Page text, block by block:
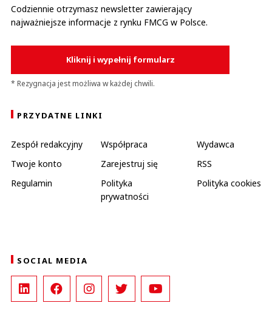
Codziennie otrzymasz newsletter zawierający
najważniejsze informacje z rynku FMCG w Polsce.
Kliknij i wypełnij formularz
* Rezygnacja jest możliwa w każdej chwili.
PRZYDATNE LINKI
Zespół redakcyjny Współpraca
Wydawca
Twoje konto
Zarejestruj się
RSS
Regulamin
Polityka
prywatności
Polityka cookies
SOCIAL MEDIA